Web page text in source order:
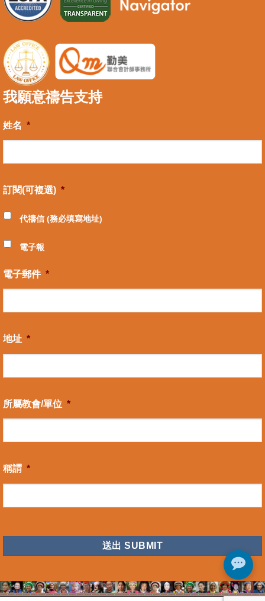
我願意禱告支持
姓名 *
訂閱(可複選) *
代禱信 (務必填寫地址)
電子報
電子郵件 *
地址 *
所屬教會/單位 *
稱謂 *